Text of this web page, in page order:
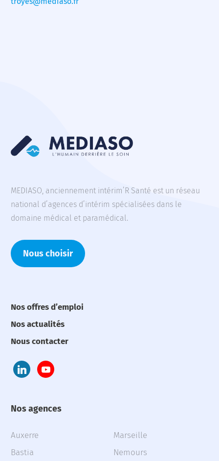
MEDIASO, anciennement intérim’R Santé est un réseau
national d’agences d’intérim spécialisées dans le
domaine médical et paramédical.
Nous choisir
Nos offres d’emploi
Nos actualités
Nous contacter
Nos agences
Auxerre
Bastia
Marseille
Nemours